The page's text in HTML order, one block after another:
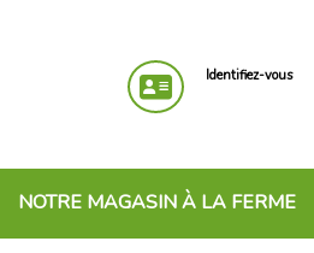
Identifiez-vous
NOTRE MAGASIN À LA FERME